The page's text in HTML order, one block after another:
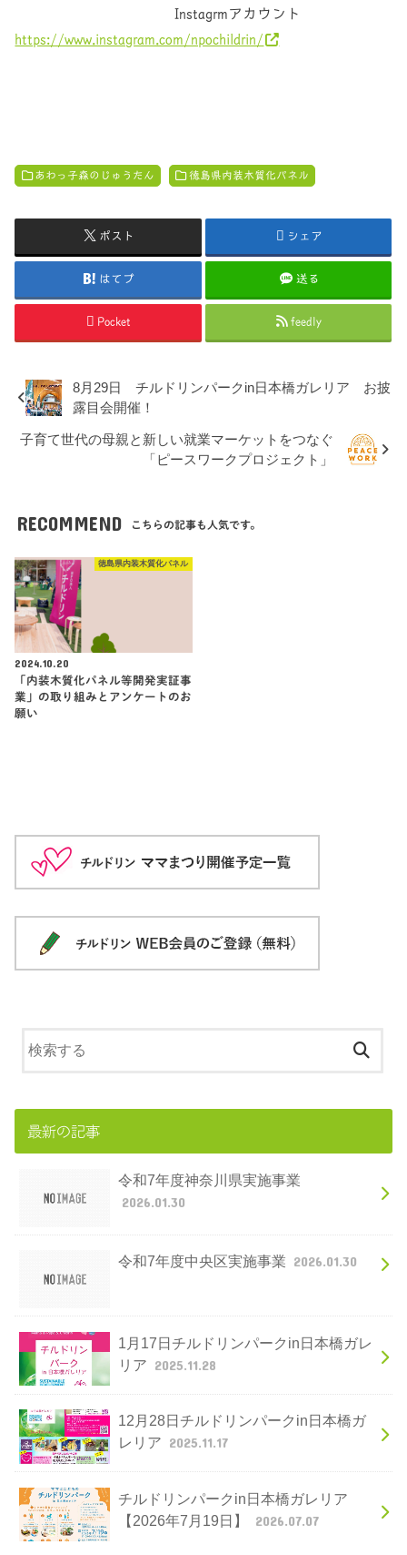
Instagrmアカウント
https://www.instagram.com/npochildrin/
あわっ子森のじゅうたん 徳島県内装木質化パネル
ポスト シェア
はてブ 送る
Pocket feedly
8月29日 チルドリンパークin日本橋ガレリア お披
露目会開催！
子育て世代の母親と新しい就業マーケットをつなぐ
「ピースワークプロジェクト」
RECOMMEND こちらの記事も人気です。
徳島県内装木質化パネル
2024.10.20
「内装木質化パネル等開発実証事
業」の取り組みとアンケートのお
願い
最新の記事
令和7年度神奈川県実施事業
2026.01.30
令和7年度中央区実施事業 2026.01.30
1月17日チルドリンパークin日本橋ガレ
リア 2025.11.28
12月28日チルドリンパークin日本橋ガ
レリア 2025.11.17
チルドリンパークin日本橋ガレリア
【2026年7月19日】
2026.07.07